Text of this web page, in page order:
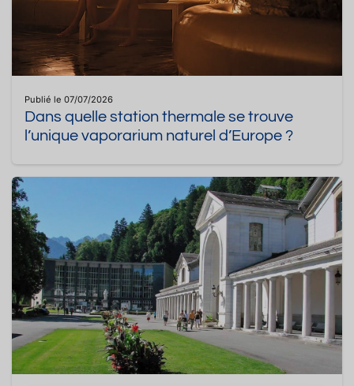
Publié le 07/07/2026
Dans quelle station thermale se trouve
l’unique vaporarium naturel d’Europe ?